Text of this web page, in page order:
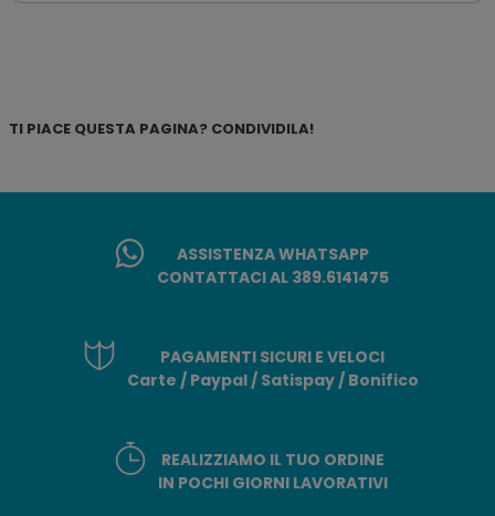
TI PIACE QUESTA PAGINA? CONDIVIDILA!
ASSISTENZA WHATSAPP
CONTATTACI AL 389.6141475
PAGAMENTI SICURI E VELOCI
Carte / Paypal / Satispay / Bonifico
REALIZZIAMO IL TUO ORDINE
IN POCHI GIORNI LAVORATIVI